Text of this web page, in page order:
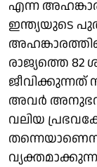
എന്ന
ഇന്ത്യയുടെ
രാജ്യത്തെ
ജീവിക്കുന്നത്
അവര്‍
വലിയ